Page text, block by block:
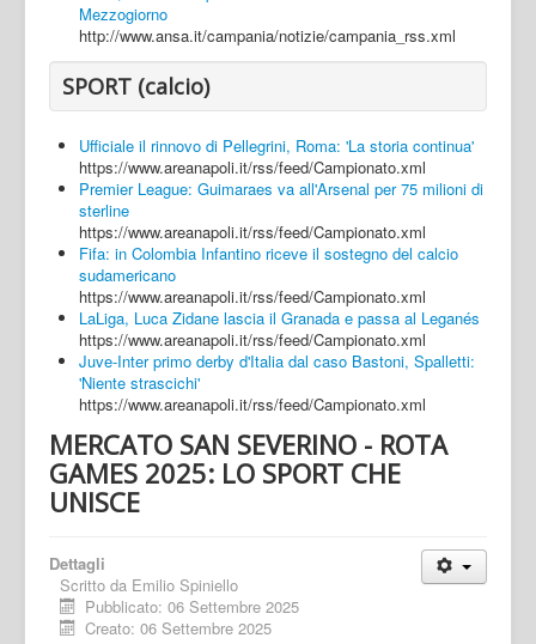
Mezzogiorno
http://www.ansa.it/campania/notizie/campania_rss.xml
SPORT (calcio)
Ufficiale il rinnovo di Pellegrini, Roma: 'La storia continua'
https://www.areanapoli.it/rss/feed/Campionato.xml
Premier League: Guimaraes va all'Arsenal per 75 milioni di
sterline
https://www.areanapoli.it/rss/feed/Campionato.xml
Fifa: in Colombia Infantino riceve il sostegno del calcio
sudamericano
https://www.areanapoli.it/rss/feed/Campionato.xml
LaLiga, Luca Zidane lascia il Granada e passa al Leganés
https://www.areanapoli.it/rss/feed/Campionato.xml
Juve-Inter primo derby d'Italia dal caso Bastoni, Spalletti:
'Niente strascichi'
https://www.areanapoli.it/rss/feed/Campionato.xml
MERCATO SAN SEVERINO - ROTA
GAMES 2025: LO SPORT CHE
UNISCE
Dettagli
Scritto da Emilio Spiniello
Pubblicato: 06 Settembre 2025
Creato: 06 Settembre 2025